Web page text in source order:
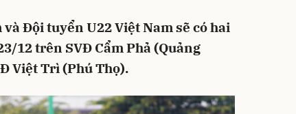
Đội tuyển U22 Việt Nam sẽ có hai
12 trên SVĐ Cẩm Phả (Quảng
Việt Trì (Phú Thọ).